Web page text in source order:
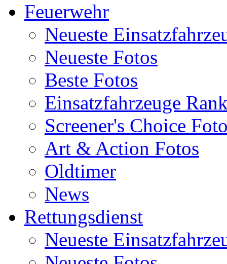
Feuerwehr
Neueste
Neueste Fotos
Beste Fotos
Einsatzfahrzeuge
Screener's Choice
Art & Action Fotos
Oldtimer
News
Rettungsdienst
Neueste